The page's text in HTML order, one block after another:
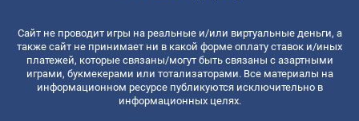
Сайт не проводит игры на реальные и/или виртуальные деньги, а
также сайт не принимает ни в какой форме оплату ставок и/иных
платежей, которые связаны/могут быть связаны с азартными
играми, букмекерами или тотализаторами. Все материалы на
информационном ресурсе публикуются исключительно в
информационных целях.